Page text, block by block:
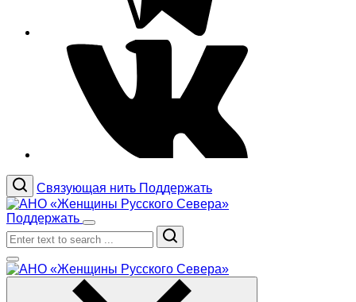
Связующая нить Поддержать
Поддержать
Search